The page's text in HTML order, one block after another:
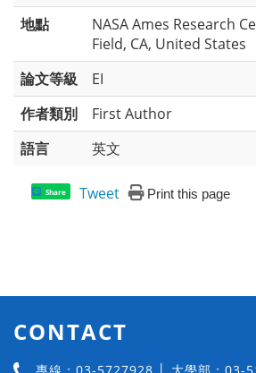
地點
NASA Ames Research
Field, CA, United States
論文等級
EI
作者類別
First Author
語言
英文
Share Tweet Print this page
CONTACT